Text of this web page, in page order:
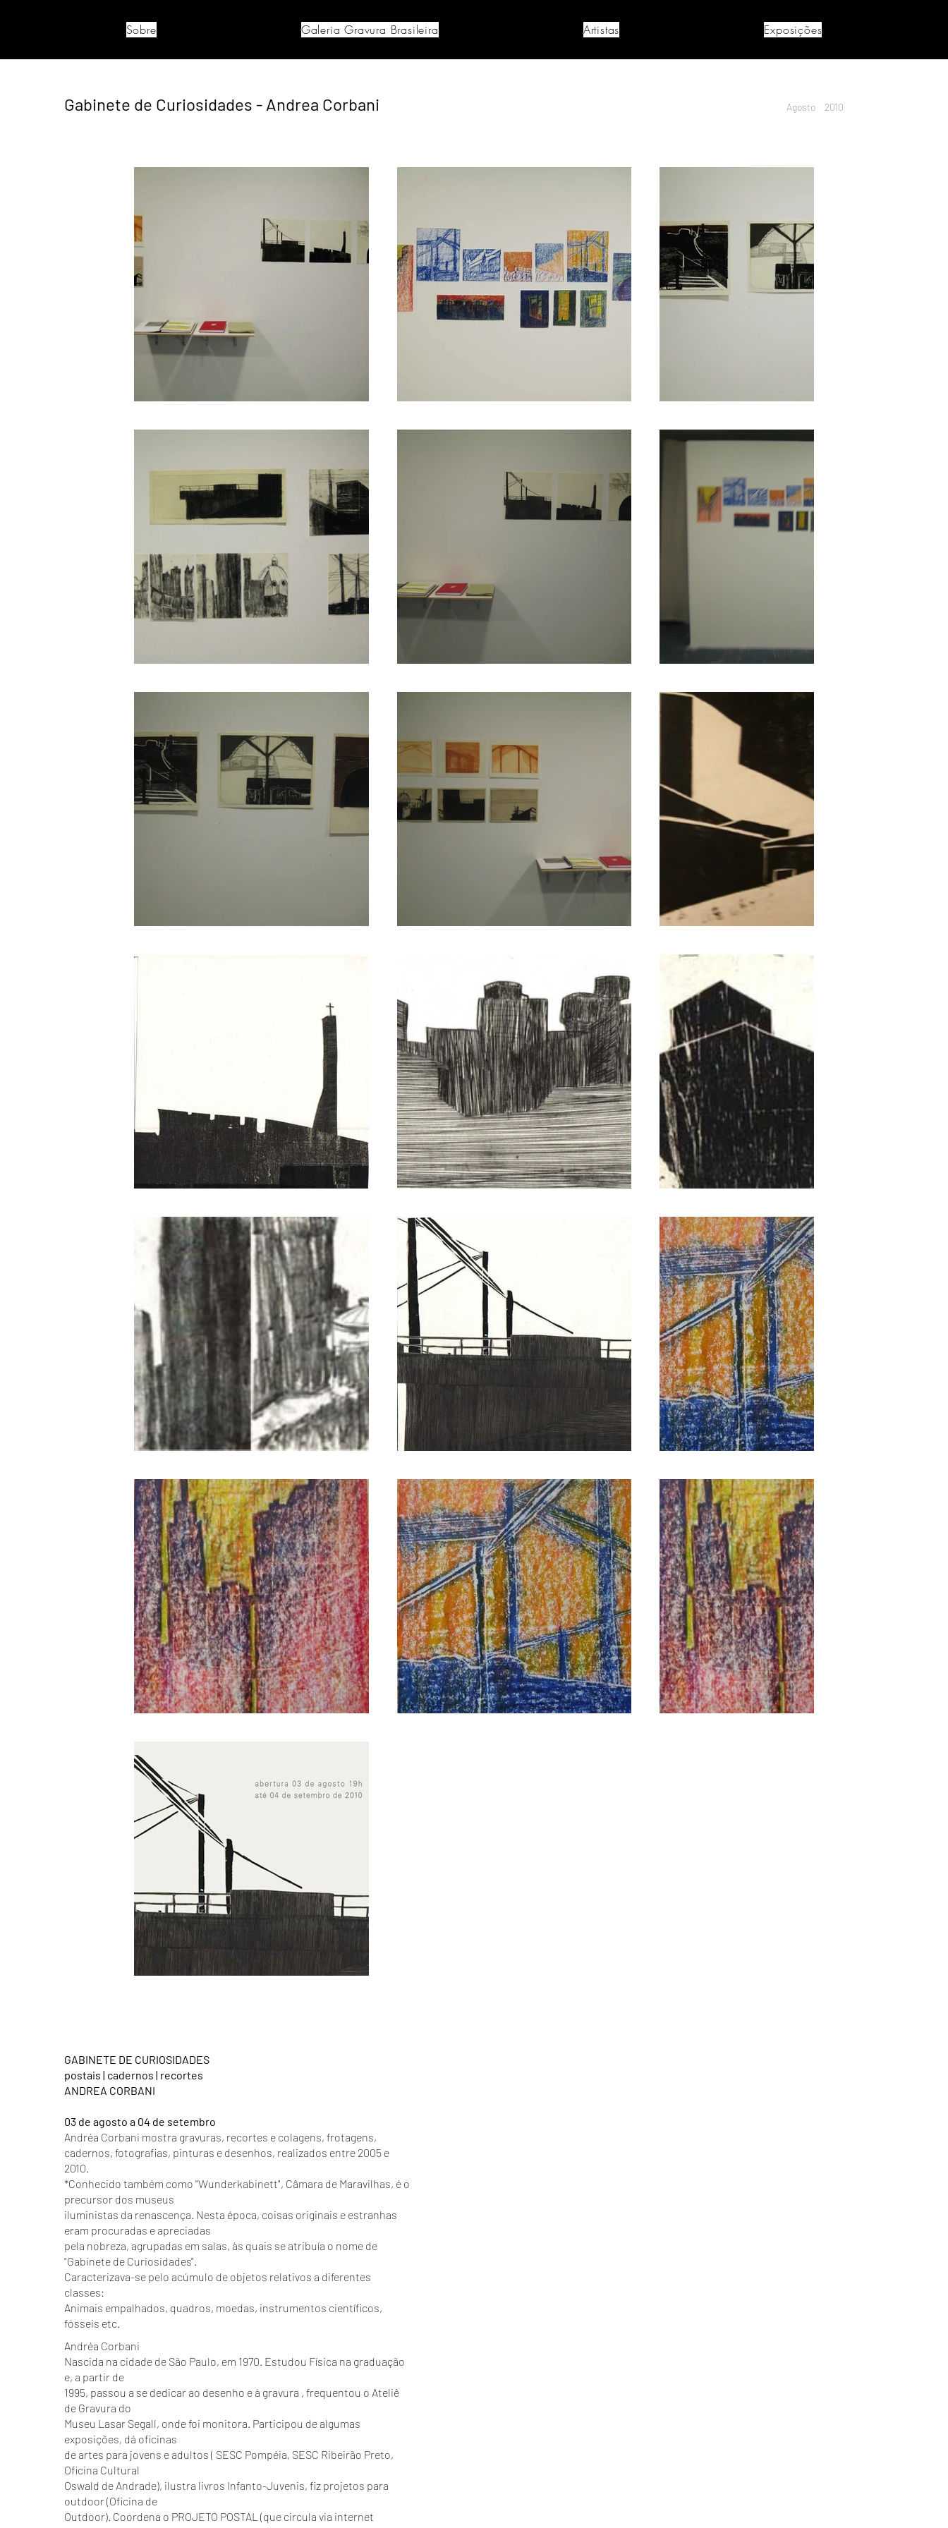
Sobre Galeria Gravura Brasileira Artistas Exposições
Gabinete de Curiosidades - Andrea Corbani Agosto 2010
GABINETE DE CURIOSIDADES
postais | cadernos | recortes
ANDREA CORBANI
03 de agosto a 04 de setembro
Andréa Corbani mostra gravuras, recortes e colagens, frotagens,
cadernos, fotografias, pinturas e desenhos, realizados entre 2005 e
2010.
*Conhecido também como "Wunderkabinett", Câmara de Maravilhas, é o
precursor dos museus
iluministas da renascença. Nesta época, coisas originais e estranhas
eram procuradas e apreciadas
pela nobreza, agrupadas em salas, às quais se atribuía o nome de
"Gabinete de Curiosidades".
Caracterizava-se pelo acúmulo de objetos relativos a diferentes
classes:
Animais empalhados, quadros, moedas, instrumentos científicos,
fósseis etc.
Andréa Corbani
Nascida na cidade de São Paulo, em 1970. Estudou Física na graduação
e, a partir de
1995, passou a se dedicar ao desenho e à gravura , frequentou o Ateliê
de Gravura do
Museu Lasar Segall, onde foi monitora. Participou de algumas
exposições, dá oficinas
de artes para jovens e adultos ( SESC Pompéia, SESC Ribeirão Preto,
Oficina Cultural
Oswald de Andrade), ilustra livros Infanto-Juvenis, fiz projetos para
outdoor (Oficina de
Outdoor). Coordena o PROJETO POSTAL (que circula via internet